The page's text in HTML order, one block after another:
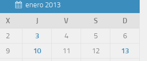
enero 2013
X J V S D
2 3 4 5
6
9 10 11 12
13